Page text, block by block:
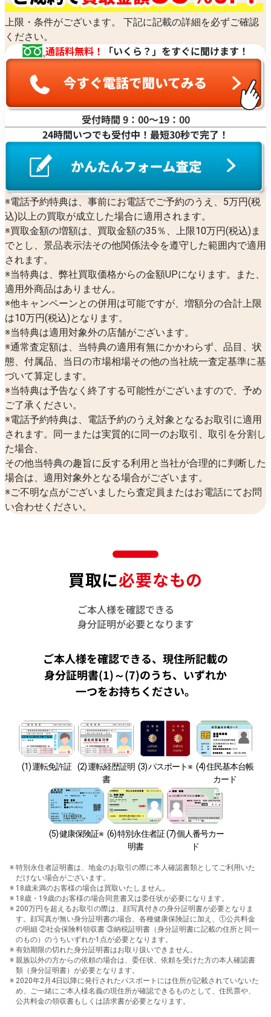
上限・条件がございます。 下記に記載の詳細を必ずご確認
ください。
通話料無料！ 「いくら？」をすぐに聞けます！
受付時間 9：00〜19：00
24時間いつでも受付中！最短30秒で完了！
※電話予約特典は、事前にお電話でご予約のうえ、5万円(税
込)以上の買取が成立した場合に適用されます。
※買取金額の増額は、買取金額の35％、上限10万円(税込)ま
でとし、景品表示法その他関係法令を遵守した範囲内で適用
されます。
※当特典は、弊社買取価格からの金額UPになります。また、
適用外商品はありません。
※他キャンペーンとの併用は可能ですが、増額分の合計上限
は10万円(税込)となります。
※当特典は適用対象外の店舗がございます。
※通常査定額は、当特典の適用有無にかかわらず、品目、状
態、付属品、当日の市場相場その他の当社統一査定基準に基
づいて算定します。
※当特典は予告なく終了する可能性がございますので、予め
ご了承ください。
※電話予約特典は、電話予約のうえ対象となるお取引に適用
されます。同一または実質的に同一のお取引、取引を分割し
た場合、
その他当特典の趣旨に反する利用と当社が合理的に判断した
場合は、適用対象外となる場合がございます。
※ご不明な点がございましたら査定員またはお電話にてお問
い合わせください。
買取に必要なもの
ご本人様を確認できる
身分証明が必要となります
ご本人様を確認できる、現住所記載の
身分証明書(1)～(7)のうち、 いずれか
一つをお持ちください。
(1) 運転免許証
(2) 運転経歴証明
書
(3) パスポート※ (4) 住民基本台帳
カード
(5) 健康保険証※ (6) 特別永住者証
明書
(7) 個人番号カー
ド
特別永住者証明書は、地金のお取引の際に本人確認書類としてご利用いた
だけない場合がございます。
18歳未満のお客様の場合は買取いたしません。
18歳・19歳のお客様の場合同意書又は委任状が必要になります。
200万円を超えるお取引の際は、顔写真付きの身分証明書が必要となりま
す。顔写真が無い身分証明書の場合、各種健康保険証に加え、①公共料金
の明細 ②社会保険料領収書 ③納税証明書（身分証明書に記載の住所と同一
のもの）のうちいずれか1点が必要となります。
有効期限の切れた身分証明書はお取り扱いできません。
親族以外の方からの依頼の場合は、委任状、依頼を受けた方の本人確認書
類（身分証明書）が必要となります。
2020年2月4日以降に発行されたパスポートには住所が記載されていないた
め、ご一緒にご本人様名義の現住所が確認できるものとして、住民票や、
公共料金の領収書もしくは請求書が必要となります。